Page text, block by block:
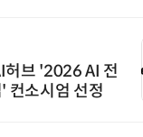
허브 '2026 AI 전
컨소시엄 선정